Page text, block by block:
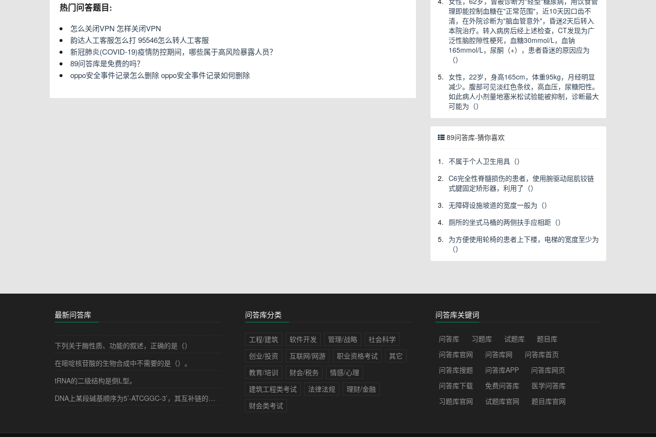
热门问答题目:
怎么关闭VPN 怎样关闭VPN
韵达人工客服怎么打 95546怎么转人工客服
新冠肺炎(COVID-19)疫情防控期间，哪些属于高风险暴露人员？
89问答库是免费的吗？
oppo安全事件记录怎么删除 oppo安全事件记录如何删除
理即能控制血糖在"正常范围"，近10天因口齿不
清，在外院诊断为"脑血管意外"，昏迷2天后转入
本院治疗。转入病房后经上述检查，CT发现为广
泛性脑腔隙性梗死，血糖30mmol/L，血钠
165mmol/L，尿酮（+），患者昏迷的原因应为
（）
5. 女性，22岁，身高165cm，体重95kg，月经明显
减少。腹部可见淡红色条纹，高血压，尿糖阳性。
如此病人小剂量地塞米松试验能被抑制，诊断最大
可能为（）
89问答库-猜你喜欢
1. 不属于个人卫生用具（）
2. C6完全性脊髓损伤的患者，使用腕驱动屈肌铰链
式腱固定矫形器，利用了（）
3. 无障碍设施坡道的宽度一般为（）
4. 厕所的坐式马桶的两侧扶手应相距（）
5. 为方便使用轮椅的患者上下楼，电梯的宽度至少为
（）
最新问答库
下列关于酶性质、功能的叙述，正确的是（）
在嘧啶核苷酸的生物合成中不需要的是（）。
tRNA的二级结构是倒L型。
DNA上某段碱基顺序为5’-ATCGGC-3’，其互补链的碱基顺序是（）。
问答库分类
工程/建筑 软件开发 管理/战略
社会科学
创业/投资
互联网/网游 职业资格考试
其它
教育/培训
财会/税务
情感/心理
建筑工程类考试
法律法规
理财/金融
财会类考试
问答库关键词
问答库 习题库 试题库
题目库
问答库官网
问答库网
问答库首页
问答库搜题
问答库APP
问答库网页
问答库下载
免费问答库
医学问答库
习题库官网
试题库官网 题目库官网